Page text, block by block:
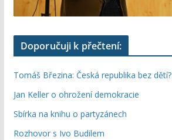
Doporučuji k přečtení:
Tomáš Březina: Česká republika bez dětí?
Jan Keller o ohrožení demokracie
Sbírka na knihu o partyzánech
Rozhovor s Ivo Budilem